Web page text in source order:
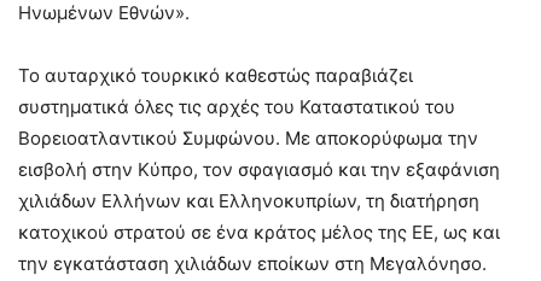
Ηνωμένων Εθνών».
Το αυταρχικό τουρκικό καθεστώς παραβιάζει
συστηματικά όλες τις αρχές του Καταστατικού του
Βορειοατλαντικού Συμφώνου. Με αποκορύφωμα την
εισβολή στην Κύπρο, τον σφαγιασμό και την εξαφάνιση
χιλιάδων Ελλήνων και Ελληνοκυπρίων, τη διατήρηση
κατοχικού στρατού σε ένα κράτος μέλος της ΕΕ, ως και
την εγκατάσταση χιλιάδων εποίκων στη Μεγαλόνησο.